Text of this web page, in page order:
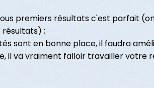
premiers résultats c'est parfait
résultats) ;
sont en bonne place, il faudra
il va vraiment falloir travailler votre